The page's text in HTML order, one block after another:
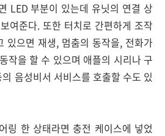
LED 부분이 있는데 유닛의 연결 상
여준다. 또한 터치로 간편하게 조작
있으면 재생, 멈춤의 동작을, 전화가
작을 할 수 있으며 애플의 시리나 구
음성비서 서비스를 호출할 수도 있
링 한 상태라면 충전 케이스에 넣었